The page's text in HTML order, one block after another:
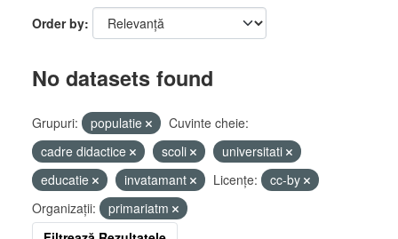
Order by
No datasets found
Grupuri: populatie
Cuvinte cheie:
cadre didactice
scoli
universitati
educatie
invatamant Licenţe:
cc-by
Organizații:
primariatm